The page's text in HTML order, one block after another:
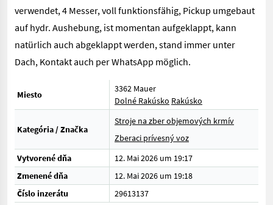
verwendet, 4 Messer, voll funktionsfähig, Pickup umgebaut
auf hydr. Aushebung, ist momentan aufgeklappt, kann
natürlich auch abgeklappt werden, stand immer unter
Dach, Kontakt auch per WhatsApp möglich.
Miesto
3362 Mauer
Dolné Rakúsko Rakúsko
Kategória / Značka
Stroje na zber objemových krmív
Zberaci prívesný voz
Vytvorené dňa
12. Mai 2026 um 19:17
Zmenené dňa
12. Mai 2026 um 19:18
Číslo inzerátu
29613137